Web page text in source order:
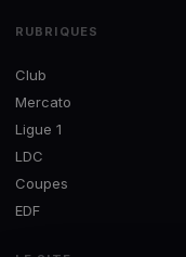
RUBRIQUES
Club
Mercato
Ligue 1
LDC
Coupes
EDF